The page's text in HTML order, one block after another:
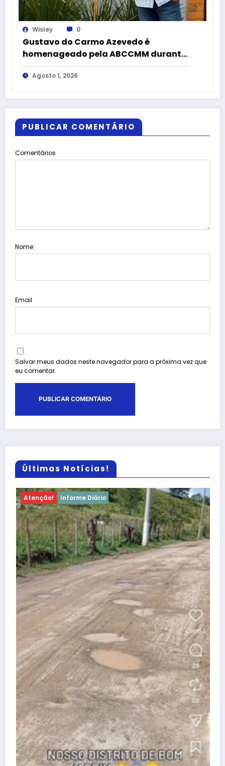
Wisley 0
Gustavo do Carmo Azevedo é
homenageado pela ABCCMM durante
a 43ª Exposição Nacional do
Mangalarga Marchador
Agosto 1, 2026
PUBLICAR COMENTÁRIO
Comentários
Nome
Email
Salvar meus dados neste navegador para a próxima vez que
eu comentar.
Últimas Notícias!
Atenção! Informe Diário
Atenção, Bom Jesus! Alerta
dificuldades no Programa
dezembro 25, 2025 Wisley
Guia útil Conheça nossa cidade Denúncia
Contato
APAN
A REDE
Blog Wisley Fernandes - 2025 - Ligue: (22) 99908-4338 -
CNPJ:38.455.321/0001-53 | Powered By SpiceThemes